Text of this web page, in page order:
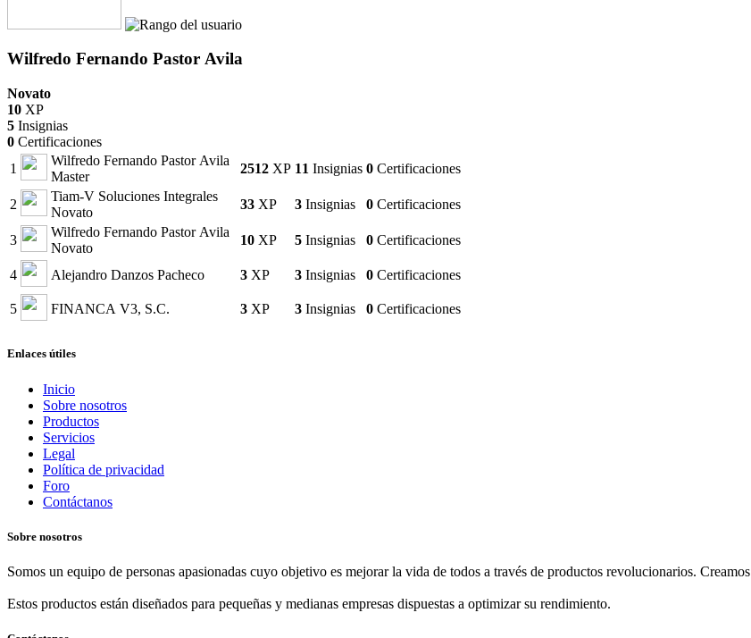
Wilfredo Fernando Pastor Avila
Novato
10 XP
5 Insignias
0 Certificaciones
1
Wilfredo Fernando Pastor Avila
Master
2512 XP 11 Insignias 0 Certificaciones
2
Tiam-V Soluciones Integrales
Novato
33 XP 3 Insignias 0 Certificaciones
3
Wilfredo Fernando Pastor Avila
Novato
10 XP 5 Insignias 0 Certificaciones
4 Alejandro Danzos Pacheco 3 XP 3 Insignias 0 Certificaciones
5 FINANCA V3, S.C. 3 XP 3 Insignias 0 Certificaciones
Enlaces útiles
Inicio
Sobre nosotros
Productos
Servicios
Legal
Política de privacidad
Foro
Contáctanos
Sobre nosotros
Somos un equipo de personas apasionadas cuyo objetivo es mejorar la vida de todos a través de productos revolucionarios.
Estos productos están diseñados para pequeñas y medianas empresas dispuestas a optimizar su rendimiento.